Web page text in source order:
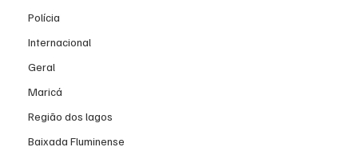
Polícia
Internacional
Geral
Maricá
Região dos lagos
Baixada Fluminense